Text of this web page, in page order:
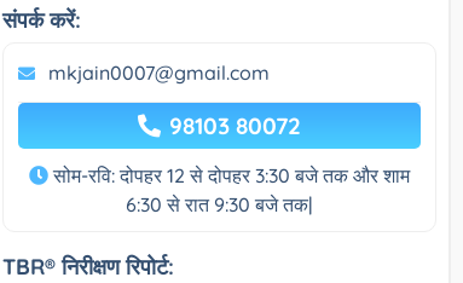
संपर्क करें:
mkjain0007@gmail.com
98103 80072
सोम-रवि: दोपहर 12 से दोपहर 3:30 बजे तक और शाम
6:30 से रात 9:30 बजे तक|
TBR® निरीक्षण रिपोर्ट: